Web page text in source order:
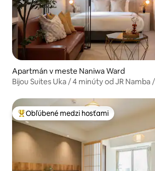
Apartmán v meste Naniwa Ward
Bijou Suites Uka / 4 minúty od JR Namba /
Najobľúbenejšie medzi hosťami
Obľúbené medzi hosťami